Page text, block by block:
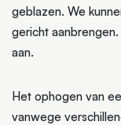
geblazen. We
gericht
aan.
Het ophogen van
vanwege